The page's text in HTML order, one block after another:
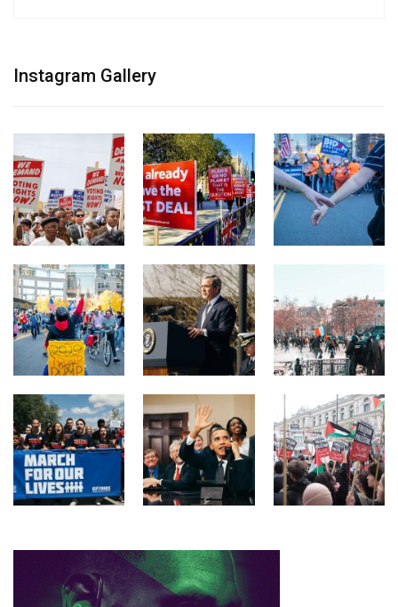
Instagram Gallery